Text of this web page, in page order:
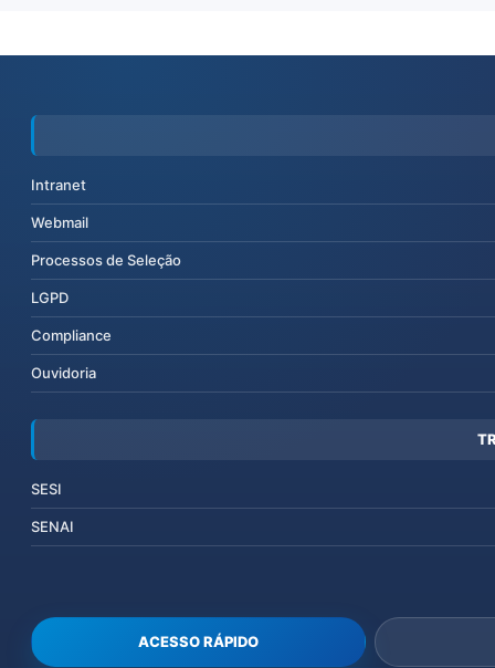
Intranet
Webmail
Processos de Seleção
LGPD
Compliance
Ouvidoria
SESI
SENAI
ACESSO RÁPIDO